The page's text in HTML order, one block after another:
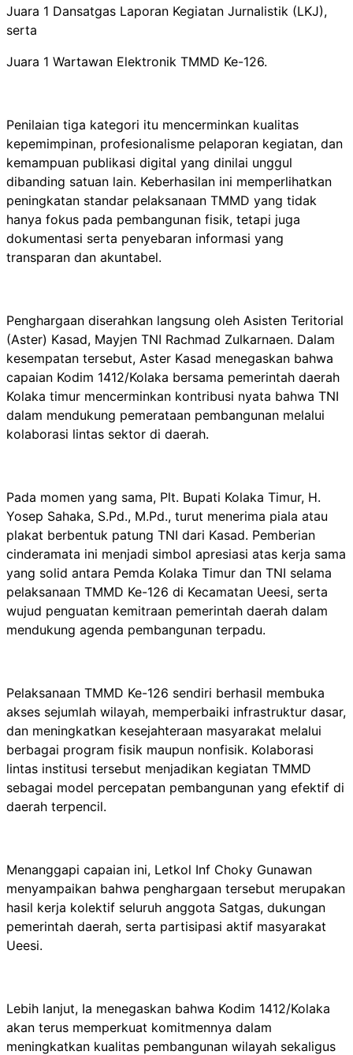
Juara 1 Dansatgas Laporan Kegiatan Jurnalistik (LKJ),
serta
Juara 1 Wartawan Elektronik TMMD Ke-126.
Penilaian tiga kategori itu mencerminkan kualitas
kepemimpinan, profesionalisme pelaporan kegiatan, dan
kemampuan publikasi digital yang dinilai unggul
dibanding satuan lain. Keberhasilan ini memperlihatkan
peningkatan standar pelaksanaan TMMD yang tidak
hanya fokus pada pembangunan fisik, tetapi juga
dokumentasi serta penyebaran informasi yang
transparan dan akuntabel.
Penghargaan diserahkan langsung oleh Asisten Teritorial
(Aster) Kasad, Mayjen TNI Rachmad Zulkarnaen. Dalam
kesempatan tersebut, Aster Kasad menegaskan bahwa
capaian Kodim 1412/Kolaka bersama pemerintah daerah
Kolaka timur mencerminkan kontribusi nyata bahwa TNI
dalam mendukung pemerataan pembangunan melalui
kolaborasi lintas sektor di daerah.
Pada momen yang sama, Plt. Bupati Kolaka Timur, H.
Yosep Sahaka, S.Pd., M.Pd., turut menerima piala atau
plakat berbentuk patung TNI dari Kasad. Pemberian
cinderamata ini menjadi simbol apresiasi atas kerja sama
yang solid antara Pemda Kolaka Timur dan TNI selama
pelaksanaan TMMD Ke-126 di Kecamatan Ueesi, serta
wujud penguatan kemitraan pemerintah daerah dalam
mendukung agenda pembangunan terpadu.
Pelaksanaan TMMD Ke-126 sendiri berhasil membuka
akses sejumlah wilayah, memperbaiki infrastruktur dasar,
dan meningkatkan kesejahteraan masyarakat melalui
berbagai program fisik maupun nonfisik. Kolaborasi
lintas institusi tersebut menjadikan kegiatan TMMD
sebagai model percepatan pembangunan yang efektif di
daerah terpencil.
Menanggapi capaian ini, Letkol Inf Choky Gunawan
menyampaikan bahwa penghargaan tersebut merupakan
hasil kerja kolektif seluruh anggota Satgas, dukungan
pemerintah daerah, serta partisipasi aktif masyarakat
Ueesi.
Lebih lanjut, Ia menegaskan bahwa Kodim 1412/Kolaka
akan terus memperkuat komitmennya dalam
meningkatkan kualitas pembangunan wilayah sekaligus